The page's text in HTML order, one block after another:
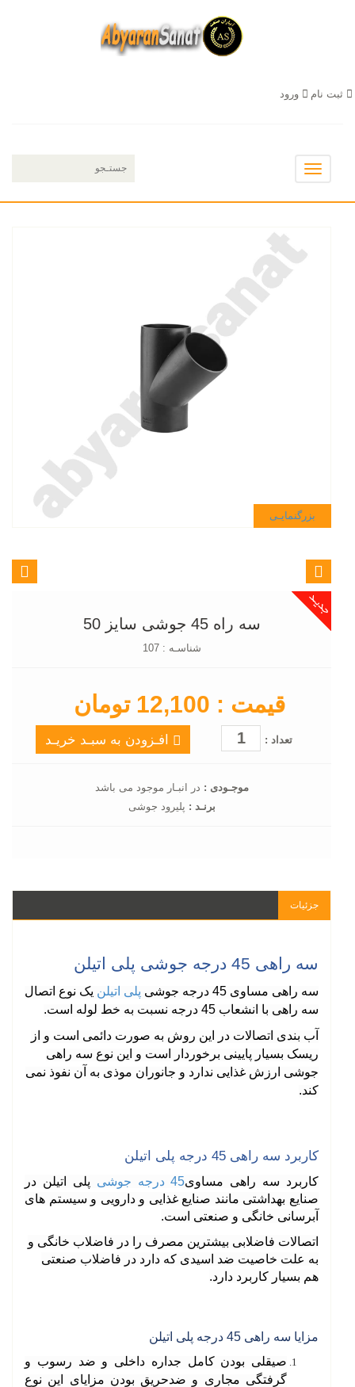
ثبت نام ورود
Toggle
بزرگنمایـی
سه راه 45 جوشی سایز 50
شناسـه : 107
قیمت : 12,100 تومان
تعداد : افـزودن به سبـد خریـد
موجـودی : در انبـار موجود می باشد
برنـد : پلیرود جوشی
جزئیات
سه راهی 45 درجه جوشی پلی اتیلن
سه راهی مساوی 45 درجه جوشی پلی اتیلن یک نوع اتصال
سه راهی با انشعاب 45 درجه نسبت به خط لوله است
.
آب بندی اتصالات در این روش به صورت دائمی است و از
ریسک بسیار پایینی برخوردار است و این نوع سه راهی
جوشی ارزش غذایی ندارد و جانوران موذی به آن نفوذ نمی
کند.
کاربرد سه راهی 45 درجه پلی اتیلن
کاربرد سه راهی مساوی45 درجه جوشی
پلی اتیلن در
صنایع بهداشتی مانند صنایع غذایی و دارویی و سیستم های
آبرسانی خانگی و صنعتی است.
اتصالات فاضلابی بیشترین مصرف را در فاضلاب خانگی و
به علت خاصیت ضد اسیدی که دارد در فاضلاب صنعتی
هم بسیار کاربرد دارد.
مزایا سه راهی 45 درجه پلی اتیلن
صیقلی بودن کامل جداره داخلی و ضد رسوب و
گرفتگی مجاری و ضدحریق بودن مزایای این نوع